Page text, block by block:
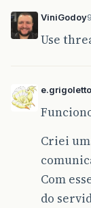
ViniGodoy
Use
e.grigoletto
Criei
Com
do